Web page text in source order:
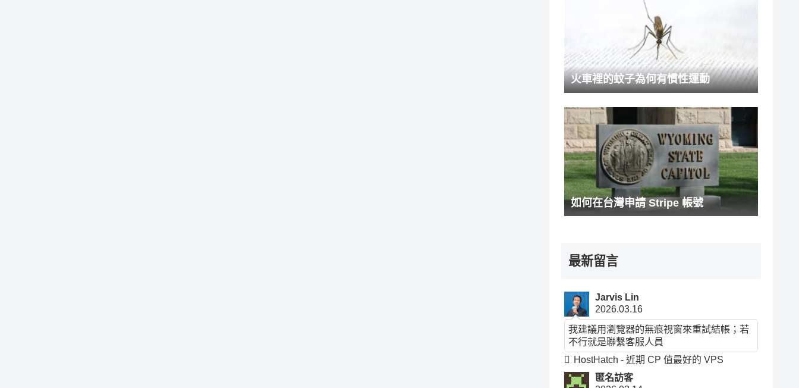
火車裡的蚊子為何有慣性運動
如何在台灣申請 Stripe 帳號
最新留言
Jarvis Lin
2026.03.16
我建議用瀏覽器的無痕視窗來重試結帳；若
不行就是聯繫客服人員
HostHatch - 近期 CP 值最好的 VPS
匿名訪客